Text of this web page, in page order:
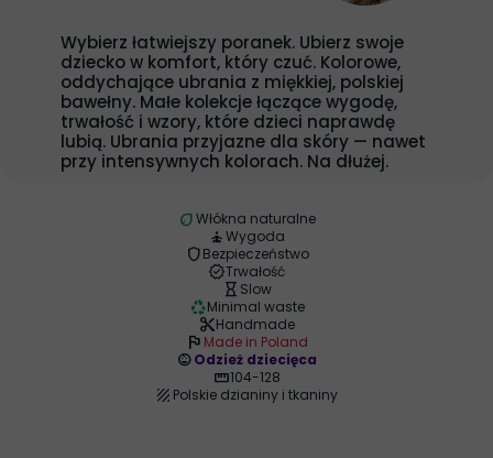
Wybierz łatwiejszy poranek. Ubierz swoje
dziecko w komfort, który czuć. Kolorowe,
oddychające ubrania z miękkiej, polskiej
bawełny. Małe kolekcje łączące wygodę,
trwałość i wzory, które dzieci naprawdę
lubią. Ubrania przyjazne dla skóry — nawet
przy intensywnych kolorach. Na dłużej.
ecoWłókna naturalne
self_improvementWygoda
shieldBezpieczeństwo
verifiedTrwałość
hourglass_empty Slow
recyclingMinimal waste
content_cutHandmade
flag Made in Poland
child_careOdzież dziecięca
straighten104-128
texture Polskie dzianiny i tkaniny